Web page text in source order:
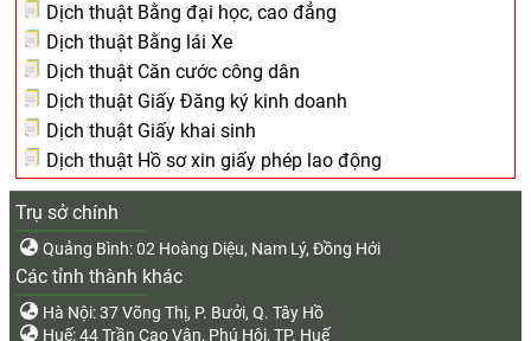
Dịch thuật Bằng đại học, cao đẳng
Dịch thuật Bằng lái Xe
Dịch thuật Căn cước công dân
Dịch thuật Giấy Đăng ký kinh doanh
Dịch thuật Giấy khai sinh
Dịch thuật Hồ sơ xin giấy phép lao động
Trụ sở chính
Quảng Bình: 02 Hoàng Diệu, Nam Lý, Đồng Hới
Các tỉnh thành khác
Hà Nội: 37 Võng Thị, P. Bưởi, Q. Tây Hồ
Huế: 44 Trần Cao Vân, Phú Hội, TP. Huế